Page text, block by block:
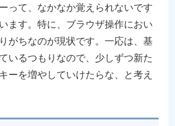
って、なかなか覚えられないです
ます。特に、ブラウザ操作におい
がちなのが現状です。一応は、基
いるつもりなので、少しずつ新た
ーを増やしていけたらな、と考え